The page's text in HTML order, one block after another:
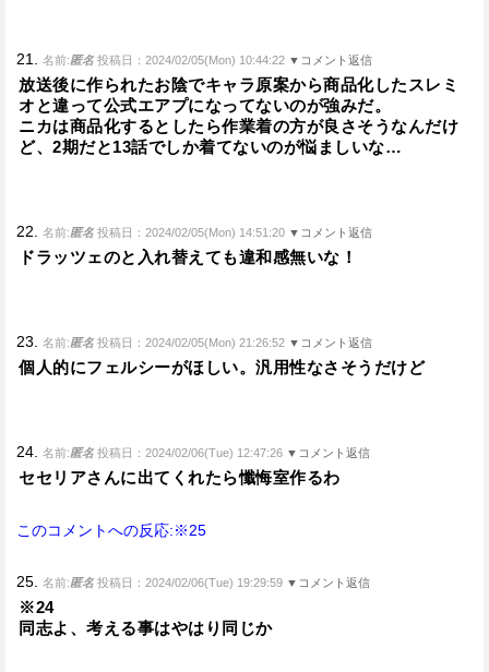
21. 名前:匿名 投稿日：2024/02/05(Mon) 10:44:22 ▼コメント返信
放送後に作られたお陰でキャラ原案から商品化したスレミ
オと違って公式エアプになってないのが強みだ。
ニカは商品化するとしたら作業着の方が良さそうなんだけ
ど、2期だと13話でしか着てないのが悩ましいな…
22. 名前:匿名 投稿日：2024/02/05(Mon) 14:51:20 ▼コメント返信
ドラッツェのと入れ替えても違和感無いな！
23. 名前:匿名 投稿日：2024/02/05(Mon) 21:26:52 ▼コメント返信
個人的にフェルシーがほしい。汎用性なさそうだけど
24. 名前:匿名 投稿日：2024/02/06(Tue) 12:47:26 ▼コメント返信
セセリアさんに出てくれたら懺悔室作るわ
このコメントへの反応:※25
25. 名前:匿名 投稿日：2024/02/06(Tue) 19:29:59 ▼コメント返信
※24
同志よ、考える事はやはり同じか